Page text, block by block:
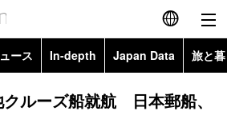
English
简体字
ース In-depth Japan Data 旅と
Topics
ルーズ船就航 日本郵船、